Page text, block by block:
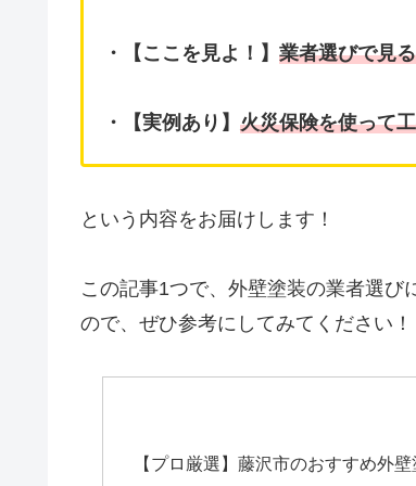
・【ここを見よ！】 業者選びで見
・【実例あり】 火災保険を使って
という内容をお届けします！
この記事1つで、外壁塗装の業者選び
ので、ぜひ参考にしてみてください！
【プロ厳選】藤沢市のおすすめ外